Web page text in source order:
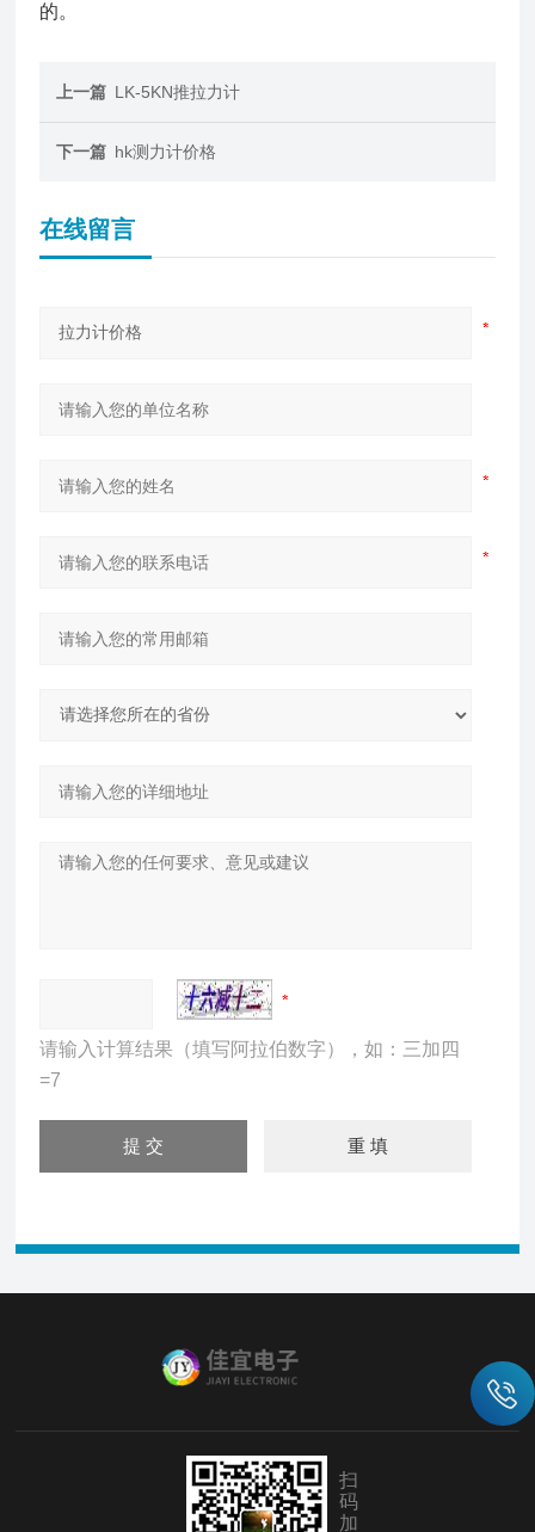
的。
上一篇 LK-5KN推拉力计
下一篇 hk测力计价格
在线留言
请输入计算结果（填写阿拉伯数字），如：三加四
=7
扫
码
加